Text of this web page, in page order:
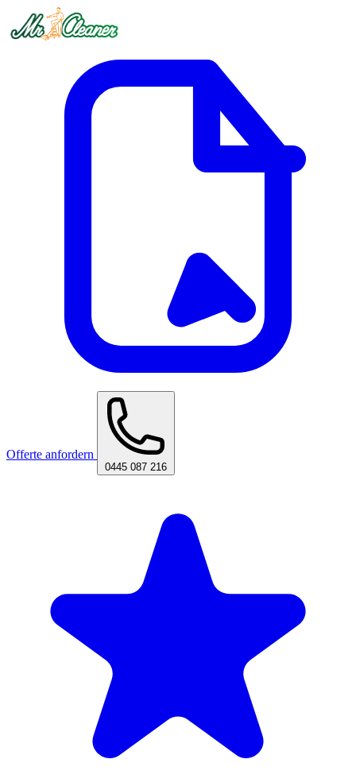
Offerte anfordern
0445 087 216